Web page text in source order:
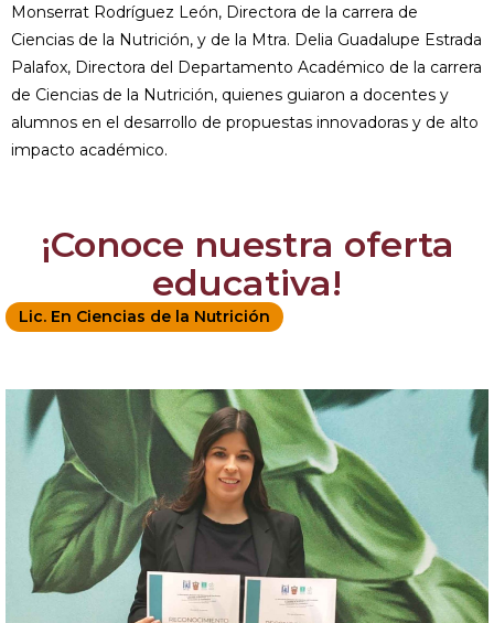
Monserrat Rodríguez León, Directora de la carrera de
Ciencias de la Nutrición, y de la Mtra. Delia Guadalupe Estrada
Palafox, Directora del Departamento Académico de la carrera
de Ciencias de la Nutrición, quienes guiaron a docentes y
alumnos en el desarrollo de propuestas innovadoras y de alto
impacto académico.
¡Conoce nuestra oferta
educativa!
Lic. En Ciencias de la Nutrición